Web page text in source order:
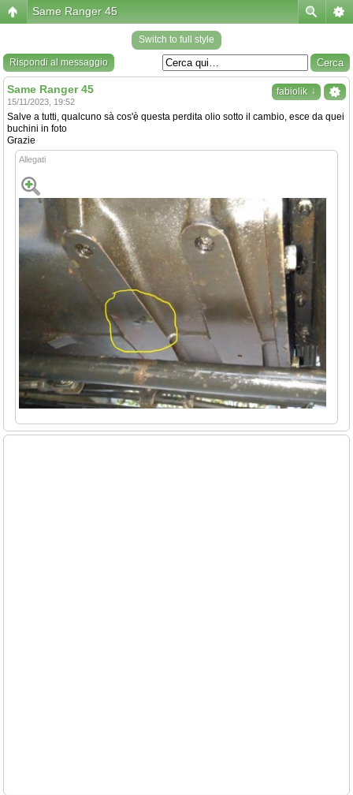
Same Ranger 45
Switch to full style
Rispondi al messaggio
fabiolik ↓
Same Ranger 45
15/11/2023, 19:52
Salve a tutti, qualcuno sà cos'è questa perdita olio sotto il cambio, esce da quei
buchini in foto
Grazie
Allegati